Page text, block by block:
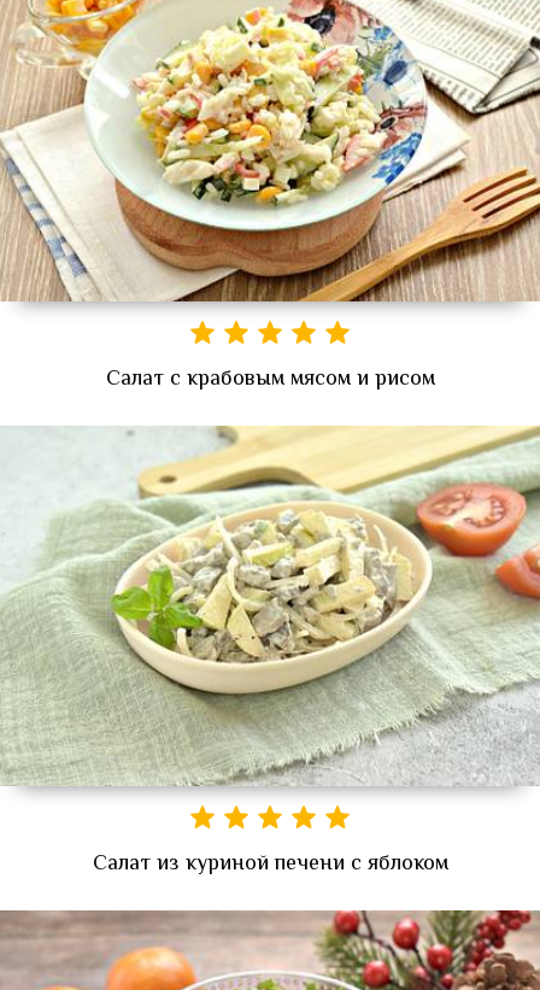
Салат с крабовым мясом и рисом
Салат из куриной печени с яблоком